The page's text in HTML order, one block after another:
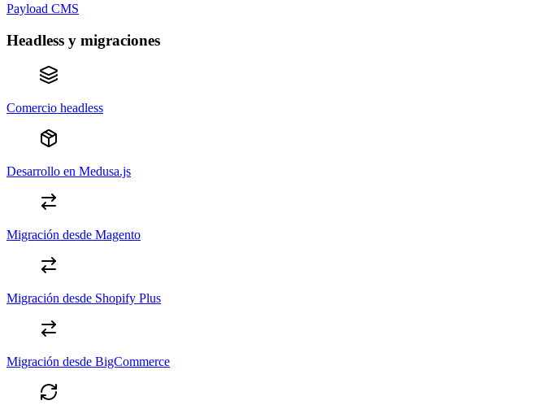
Payload CMS
Headless y migraciones
Comercio headless
Desarrollo en Medusa.js
Migración desde Magento
Migración desde Shopify Plus
Migración desde BigCommerce